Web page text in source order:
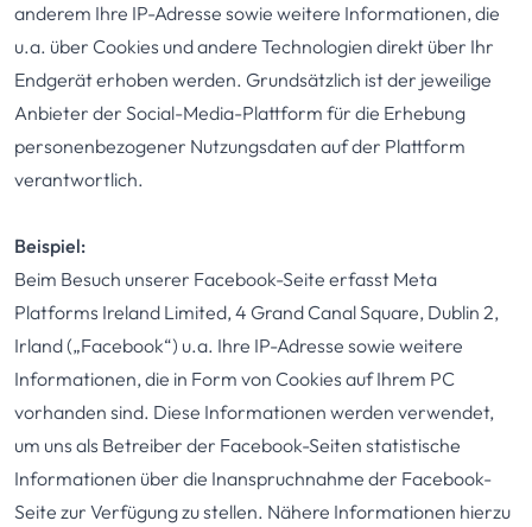
anderem Ihre IP-Adresse sowie weitere Informationen, die
u.a. über Cookies und andere Technologien direkt über Ihr
Endgerät erhoben werden. Grundsätzlich ist der jeweilige
Anbieter der Social-Media-Plattform für die Erhebung
personenbezogener Nutzungsdaten auf der Plattform
verantwortlich.
Beispiel:
Beim Besuch unserer Facebook-Seite erfasst Meta
Platforms Ireland Limited, 4 Grand Canal Square, Dublin 2,
Irland („Facebook“) u.a. Ihre IP-Adresse sowie weitere
Informationen, die in Form von Cookies auf Ihrem PC
vorhanden sind. Diese Informationen werden verwendet,
um uns als Betreiber der Facebook-Seiten statistische
Informationen über die Inanspruchnahme der Facebook-
Seite zur Verfügung zu stellen. Nähere Informationen hierzu